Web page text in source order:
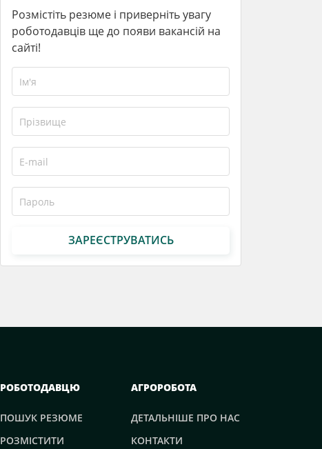
Розмістіть резюме і приверніть увагу
роботодавців ще до появи вакансій на
сайті!
ЗАРЕЄСТРУВАТИСЬ
РОБОТОДАВЦЮ
ПОШУК РЕЗЮМЕ
РОЗМІСТИТИ
АГРОРОБОТА
ДЕТАЛЬНІШЕ ПРО НАС
КОНТАКТИ